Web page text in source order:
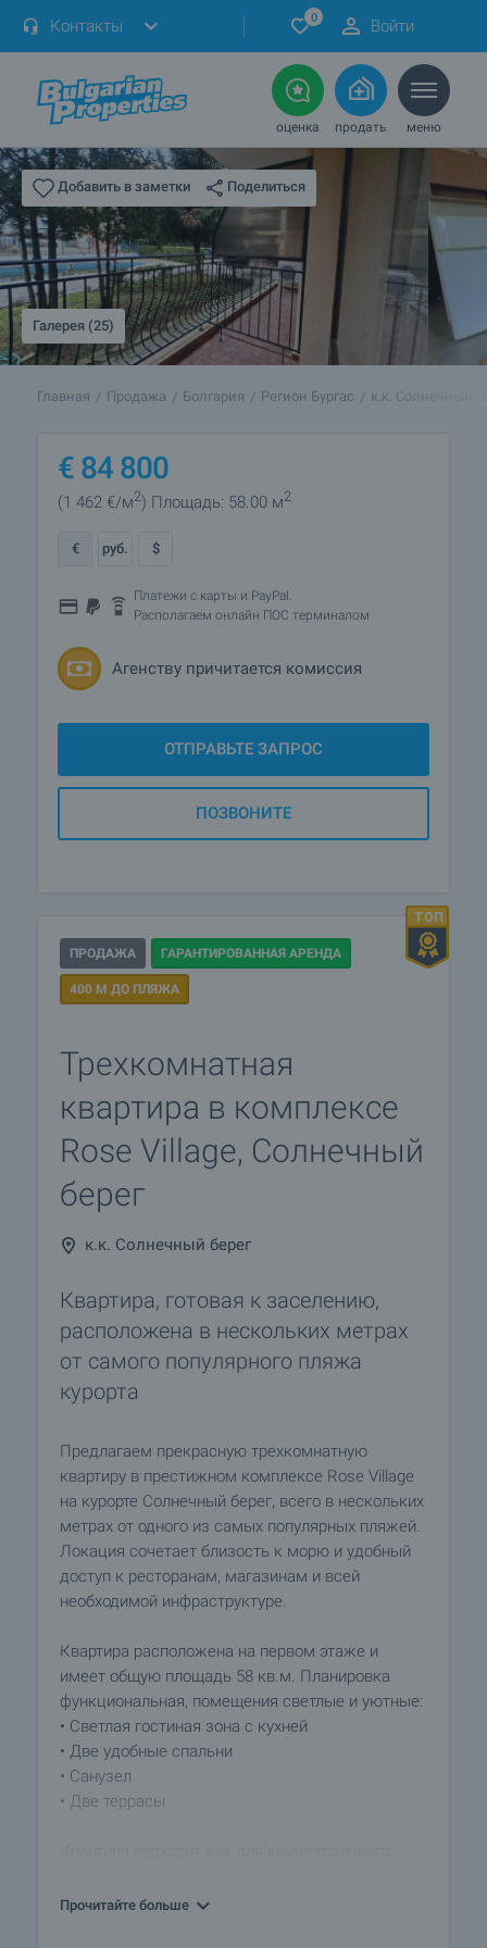
Контакты 0 Войти
оценка продать меню
Добавить в заметки Поделиться
Галерея (25)
Главная Продажа Болгария Регион Бургас к.к. Солнечный
€ 84 800
(1 462 €/м2) Площадь: 58.00 м2
€ руб. $
Платежи с карты и PayPal.
Располагаем онлайн ПОС терминалом
Агенству причитается комиссия
ОТПРАВЬТЕ ЗАПРОС
ПОЗВОНИТЕ
ПРОДАЖА ГАРАНТИРОВАННАЯ АРЕНДА
400 М ДО ПЛЯЖА
Трехкомнатная
квартира в комплексе
Rose Village, Солнечный
берег
к.к. Солнечный берег
Квартира, готовая к заселению,
расположена в нескольких метрах
от самого популярного пляжа
курорта
Предлагаем прекрасную трехкомнатную
квартиру в престижном комплексе Rose Village
на курорте Солнечный берег, всего в нескольких
метрах от одного из самых популярных пляжей.
Локация сочетает близость к морю и удобный
доступ к ресторанам, магазинам и всей
необходимой инфраструктуре.
Квартира расположена на первом этаже и
имеет общую площадь 58 кв.м. Планировка
функциональная, помещения светлые и уютные:
• Светлая гостиная зона с кухней
• Две удобные спальни
• Санузел
• Две террасы
Прочитайте больше